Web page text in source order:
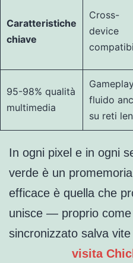
Caratteristiche
chiave
Cross-
device
95-98% qualità
multimedia
fluido
su reti
In ogni pixel e in ogni
verde è un
efficace è quella che
unisce — proprio come
sincronizzato salva
visita